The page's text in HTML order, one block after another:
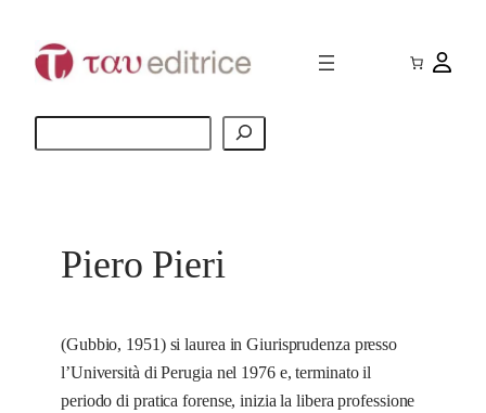
contenuto
Piero Pieri
(Gubbio, 1951) si laurea in Giurisprudenza presso
l’Università di Perugia nel 1976 e, terminato il
periodo di pratica forense, inizia la libera professione